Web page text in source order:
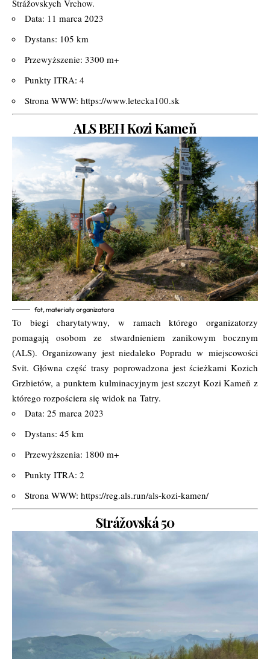
Strážovskych Vrchow.
Data: 11 marca 2023
Dystans: 105 km
Przewyższenie: 3300 m+
Punkty ITRA: 4
Strona WWW: https://www.letecka100.sk
ALS BEH Kozi Kameň
fot, materiały organizatora
To biegi charytatywny, w ramach którego organizatorzy
pomagają osobom ze stwardnieniem zanikowym bocznym
(ALS). Organizowany jest niedaleko Popradu w miejscowości
Svit. Główna część trasy poprowadzona jest ścieżkami Kozich
Grzbietów, apunktem kulminacyjnym jest szczyt Kozi Kameň z
którego rozpościera się widok na Tatry.
Data: 25 marca 2023
Dystans: 45 km
Przewyższenia: 1800 m+
Punkty ITRA: 2
Strona WWW: https://reg.als.run/als-kozi-kamen/
Strážovská 50